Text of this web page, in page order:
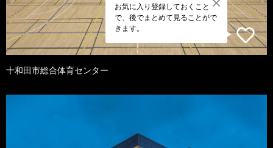
お気に入り登録しておくこと
で、後でまとめて見ることがで
きます。
十和田市総合体育センター